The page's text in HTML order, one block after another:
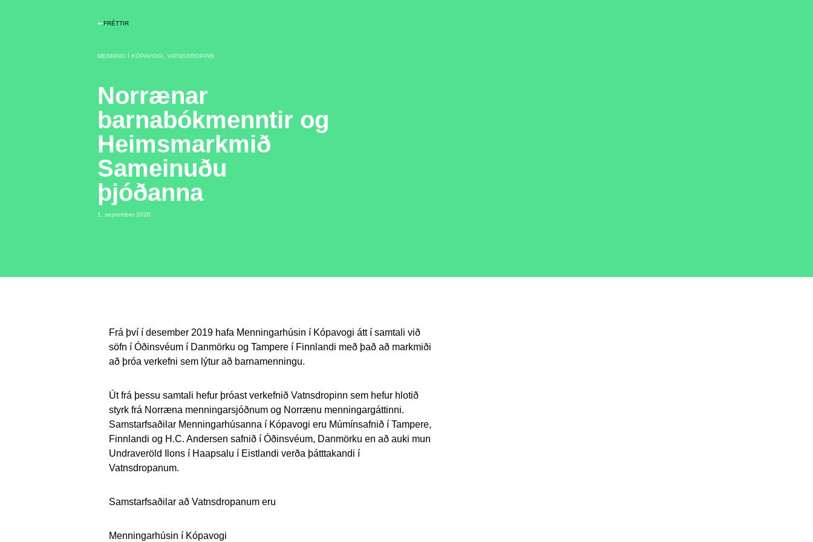
FRÉTTIR
MENNING Í KÓPAVOGI,VATNSDROPINN
Norrænar
barnabókmenntir og
Heimsmarkmið
Sameinuðu
þjóðanna
1. september 2020
Frá því í desember 2019 hafa Menningarhúsin í Kópavogi átt í samtali við
söfn í Óðinsvéum í Danmörku og Tampere í Finnlandi með það að markmiði
að þróa verkefni sem lýtur að barnamenningu.
Út frá þessu samtali hefur þróast verkefnið Vatnsdropinn sem hefur hlotið
styrk frá Norræna menningarsjóðnum og Norrænu menningargáttinni.
Samstarfsaðilar Menningarhúsanna í Kópavogi eru Múmínsafnið í Tampere,
Finnlandi og H.C. Andersen safnið í Óðinsvéum, Danmörku en að auki mun
Undraveröld Ilons í Haapsalu í Eistlandi verða þátttakandi í
Vatnsdropanum.
Samstarfsaðilar að Vatnsdropanum eru
Menningarhúsin í Kópavogi